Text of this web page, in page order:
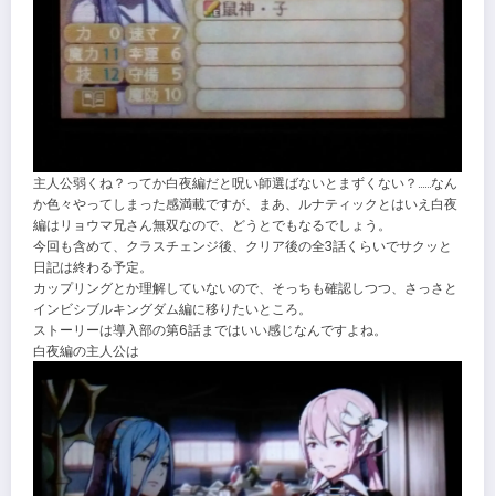
主人公弱くね？ってか白夜編だと呪い師選ばないとまずくない？……なん
か色々やってしまった感満載ですが、まあ、ルナティックとはいえ白夜
編はリョウマ兄さん無双なので、どうとでもなるでしょう。
今回も含めて、クラスチェンジ後、クリア後の全3話くらいでサクッと
日記は終わる予定。
カップリングとか理解していないので、そっちも確認しつつ、さっさと
インビシブルキングダム編に移りたいところ。
ストーリーは導入部の第6話まではいい感じなんですよね。
白夜編の主人公は